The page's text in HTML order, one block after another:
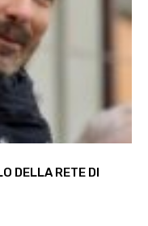
DELLA RETE DI